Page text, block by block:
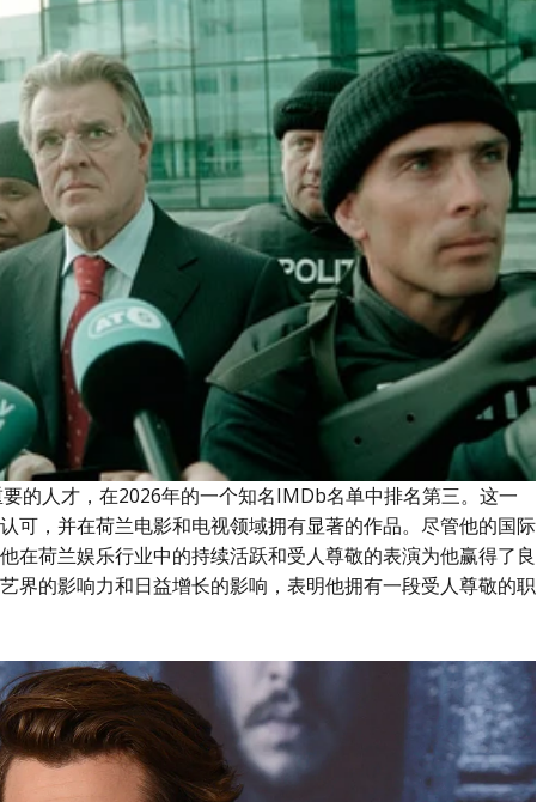
的人才，在2026年的一个知名IMDb名单中排名第三。这一
可，并在荷兰电影和电视领域拥有显著的作品。尽管他的国际
在荷兰娱乐行业中的持续活跃和受人尊敬的表演为他赢得了良
界的影响力和日益增长的影响，表明他拥有一段受人尊敬的职